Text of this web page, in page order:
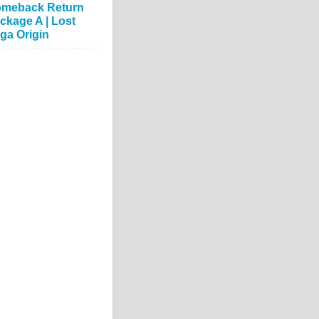
Return
A | Lost
Origin